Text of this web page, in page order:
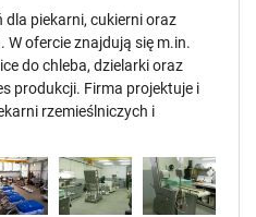
piekarni, cukierni oraz
W ofercie znajdują się m.in.
do chleba, dzielarki oraz
produkcji. Firma projektuje i
rzemieślniczych i